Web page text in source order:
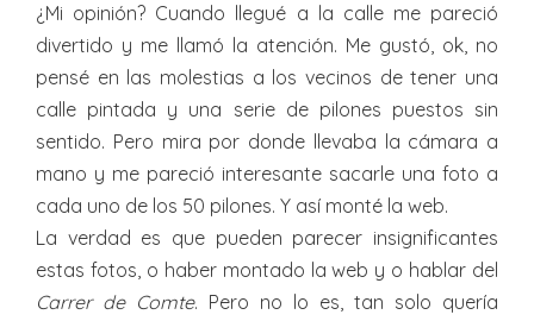
¿Mi opinión? Cuando llegué a la calle me pareció
divertido y me llamó la atención. Me gustó, ok, no
pensé en las molestias a los vecinos de tener una
calle pintada y una serie de pilones puestos sin
sentido. Pero mira por donde llevaba la cámara a
mano y me pareció interesante sacarle una foto a
cada uno de los 50 pilones. Y así monté la web.
La verdad es que pueden parecer insignificantes
estas fotos, o haber montado la web y o hablar del
Carrer de Comte. Pero no lo es, tan solo quería